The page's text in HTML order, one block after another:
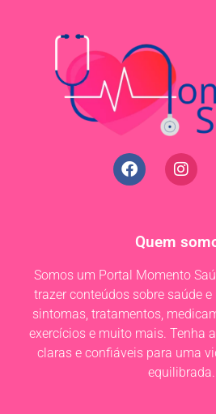
Quem
Somos um Portal Momento
trazer conteúdos sobre saúde e
sintomas, tratamentos,
exercícios e muito mais. Tenha
claras e confiáveis para uma
equilibrada.